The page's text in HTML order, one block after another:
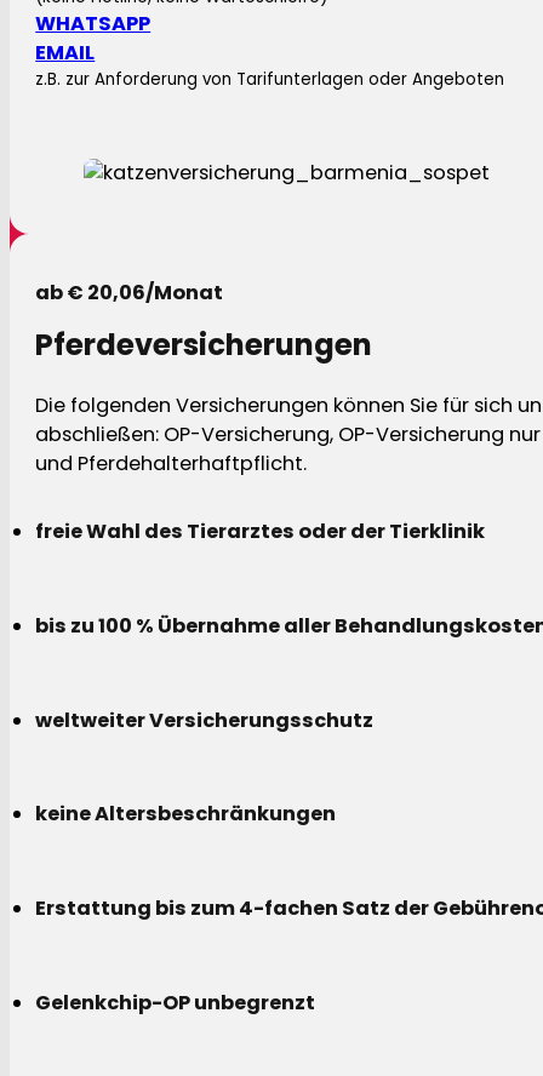
WHATSAPP
EMAIL
z.B. zur Anforderung von Tarifunterlagen oder Angeboten
ab € 20,06/Monat
Pferdeversicherungen
Die folgenden Versicherungen können Sie für sich
abschließen: OP-Versicherung, OP-Versicherung
und Pferdehalterhaftpflicht.
freie Wahl des Tierarztes oder der Tierklinik
bis zu 100 % Übernahme aller
weltweiter Versicherungsschutz
keine Altersbeschränkungen
Erstattung bis zum 4-fachen Satz der
Gelenkchip-OP unbegrenzt